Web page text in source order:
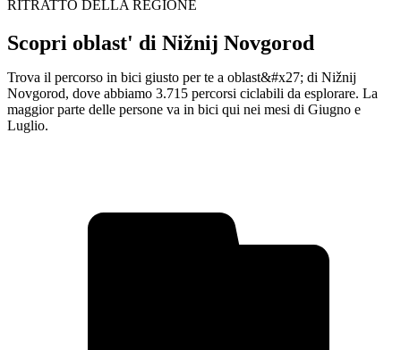
RITRATTO DELLA REGIONE
Scopri oblast' di Nižnij Novgorod
Trova il percorso in bici giusto per te a oblast&#x27; di Nižnij
Novgorod, dove abbiamo 3.715 percorsi ciclabili da esplorare. La
maggior parte delle persone va in bici qui nei mesi di Giugno e
Luglio.